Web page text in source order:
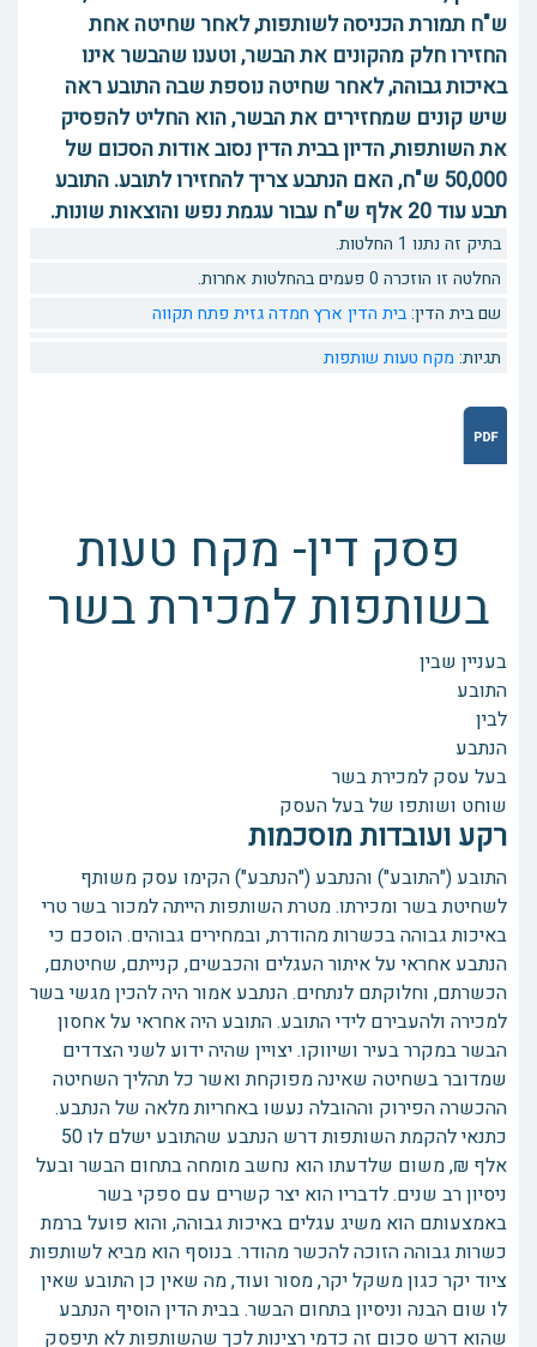
ש"ח תמורת הכניסה לשותפות, לאחר שחיטה אחת
החזירו חלק מהקונים את הבשר, וטענו שהבשר אינו
באיכות גבוהה, לאחר שחיטה נוספת שבה התובע ראה
שיש קונים שמחזירים את הבשר, הוא החליט להפסיק
את השותפות, הדיון בבית הדין נסוב אודות הסכום של
50,000 ש"ח, האם הנתבע צריך להחזירו לתובע. התובע
תבע עוד 20 אלף ש"ח עבור עגמת נפש והוצאות שונות.
בתיק זה נתנו 1 החלטות.
החלטה זו הוזכרה 0 פעמים בהחלטות אחרות.
שם בית הדין:בית הדין ארץ חמדה גזית פתח תקווה
תגיות: מקח טעות שותפות
פסק דין- מקח טעות
בשותפות למכירת בשר
בעניין שבין
התובע
לבין
הנתבע
בעל עסק למכירת בשר
שוחט ושותפו של בעל העסק
רקע ועובדות מוסכמות
התובע ("התובע") והנתבע ("הנתבע") הקימו עסק משותף
לשחיטת בשר ומכירתו. מטרת השותפות הייתה למכור בשר טרי
באיכות גבוהה בכשרות מהודרת, ובמחירים גבוהים. הוסכם כי
הנתבע אחראי על איתור העגלים והכבשים, קנייתם, שחיטתם,
הכשרתם, וחלוקתם לנתחים. הנתבע אמור היה להכין מגשי בשר
למכירה ולהעבירם לידי התובע. התובע היה אחראי על אחסון
הבשר במקרר בעיר ושיווקו. יצויין שהיה ידוע לשני הצדדים
שמדובר בשחיטה שאינה מפוקחת ואשר כל תהליך השחיטה
ההכשרה הפירוק וההובלה נעשו באחריות מלאה של הנתבע.
כתנאי להקמת השותפות דרש הנתבע שהתובע ישלם לו 50
אלף ₪, משום שלדעתו הוא נחשב מומחה בתחום הבשר ובעל
ניסיון רב שנים. לדבריו הוא יצר קשרים עם ספקי בשר
באמצעותם הוא משיג עגלים באיכות גבוהה, והוא פועל ברמת
כשרות גבוהה הזוכה להכשר מהודר. בנוסף הוא מביא לשותפות
ציוד יקר כגון משקל יקר, מסור ועוד, מה שאין כן התובע שאין
לו שום הבנה וניסיון בתחום הבשר. בבית הדין הוסיף הנתבע
שהוא דרש סכום זה כדמי רצינות לכך שהשותפות לא תיפסק